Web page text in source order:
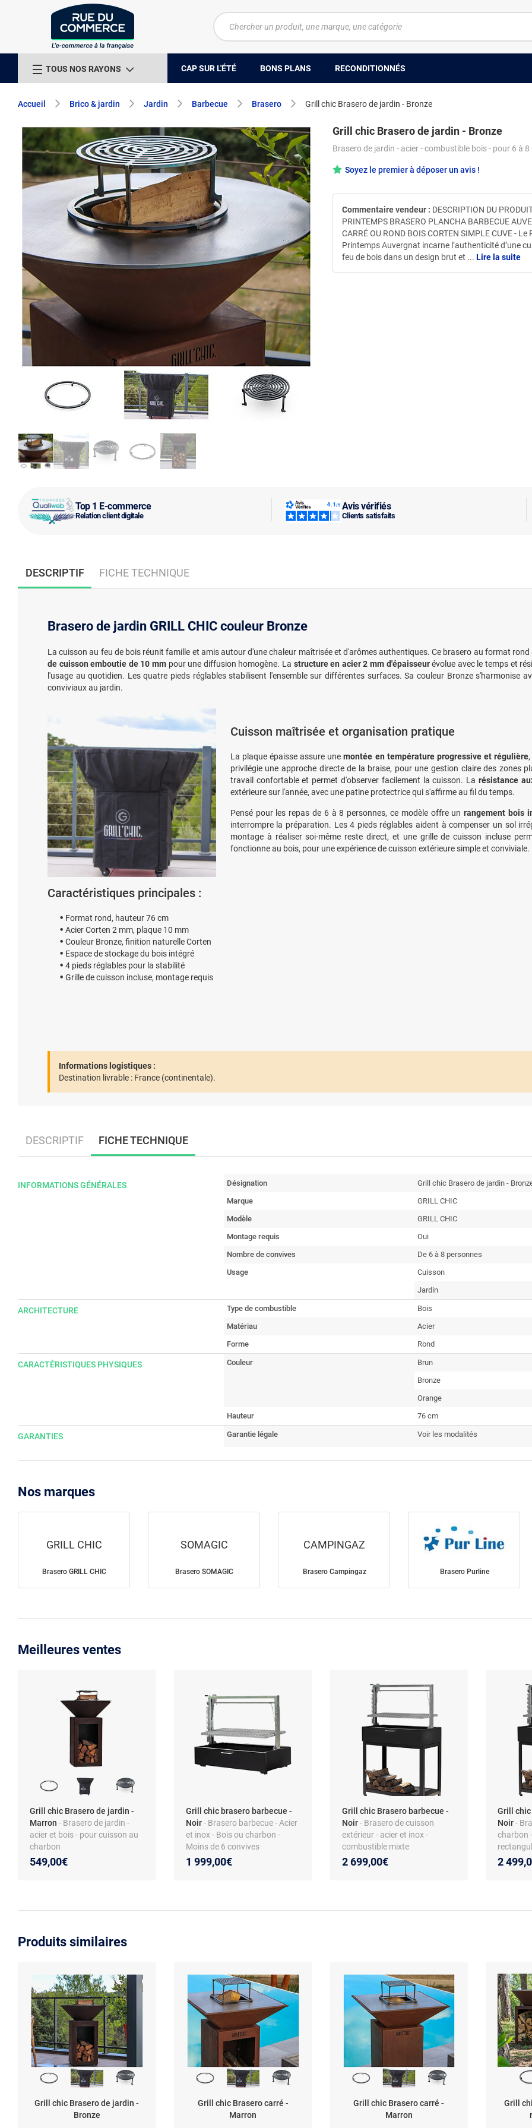
TOUS NOS RAYONS CAP SUR L'ÉTÉ BONS PLANS RECONDITIONNÉS
Accueil Brico & jardin Jardin Barbecue Brasero Grill chic Brasero de jardin - Bronze
Top 1 E-commerce
Relation client digitale
Avis vérifiés
Clients satisfaits
Grill chic Brasero de jardin - Bronze
Brasero de jardin - acier - combustible bois - pour 6 à
Soyez le premier à déposer un avis !
Commentaire vendeur : DESCRIPTION DU
PRINTEMPS BRASERO PLANCHA BARBECUE
CARRÉ OU ROND BOIS CORTEN SIMPLE CUVE - Le
Printemps Auvergnat incarne l’authenticité d’une
feu de bois dans un design brut et ... Lire la suite
DESCRIPTIF FICHE TECHNIQUE
Brasero de jardin GRILL CHIC couleur Bronze
La cuisson au feu de bois réunit famille et amis autour d'une chaleur maîtrisée et d'arômes authentiques. Ce brasero au format
de cuisson emboutie de 10 mm pour une diffusion homogène. La structure en acier 2 mm d'épaisseurévolue avec le temps et
l'usage au quotidien. Les quatre pieds réglables stabilisent l'ensemble sur différentes surfaces. Sa couleur Bronze s'harmonise
conviviaux au jardin.
Cuisson maîtrisée et organisation pratique
La plaque épaisse assure unemontée en température progressive et régulière
privilégie une approche directe de la braise, pour une gestion claire des zones
travail confortable et permet d'observer facilement la cuisson. La résistance
extérieure sur l'année, avec une patine protectrice qui s'affirme au fil du temps.
Pensé pour les repas de 6 à 8 personnes, ce modèle offre unrangement bois
interrompre la préparation. Les 4 pieds réglables aident à compenser un sol
montage à réaliser soi-même reste direct, et une grille de cuisson incluse
fonctionne au bois, pour une expérience de cuisson extérieure simple et conviviale.
Caractéristiques principales :
Format rond, hauteur 76 cm
Acier Corten 2 mm, plaque 10 mm
Couleur Bronze, finition naturelle Corten
Espace de stockage du bois intégré
4 pieds réglables pour la stabilité
Grille de cuisson incluse, montage requis
Informations logistiques :
Destination livrable : France (continentale).
DESCRIPTIF FICHE TECHNIQUE
INFORMATIONS GÉNÉRALES Désignation
Grill chic Brasero de jardin -
Marque
GRILL CHIC
Modèle
GRILL CHIC
Montage requis
Oui
Nombre de convives
De 6 à 8 personnes
Usage
Cuisson
Jardin
ARCHITECTURE Type de combustible
Bois
Matériau
Acier
Forme
Rond
CARACTÉRISTIQUES PHYSIQUES Couleur
Brun
Bronze
Orange
Hauteur
76 cm
GARANTIES Garantie légale Voir les modalités
Nos marques
GRILL CHIC
Brasero GRILL CHIC
SOMAGIC
Brasero SOMAGIC
CAMPINGAZ
Brasero Campingaz Brasero Purline
Meilleures ventes
Grill chic Brasero de jardin -
Marron - Brasero de jardin -
acier et bois - pour cuisson au
charbon
549,00€
Grill chic brasero barbecue -
Noir- Brasero barbecue - Acier
et inox - Bois ou charbon -
Moins de 6 convives
1 999,00€
Grill chic Brasero barbecue -
Noir- Brasero de cuisson
extérieur - acier et inox -
combustible mixte
2 699,00€
Grill
Noir-
charbon
2
Produits similaires
Grill chic Brasero de jardin -
Bronze
Grill chic Brasero carré -
Marron
Grill chic Brasero carré -
Marron
Grill